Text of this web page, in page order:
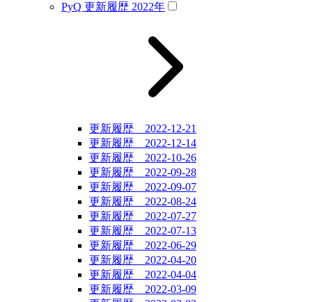
PyQ 更新履歴 2022年
更新履歴 2022-12-21
更新履歴 2022-12-14
更新履歴 2022-10-26
更新履歴 2022-09-28
更新履歴 2022-09-07
更新履歴 2022-08-24
更新履歴 2022-07-27
更新履歴 2022-07-13
更新履歴 2022-06-29
更新履歴 2022-04-20
更新履歴 2022-04-04
更新履歴 2022-03-09